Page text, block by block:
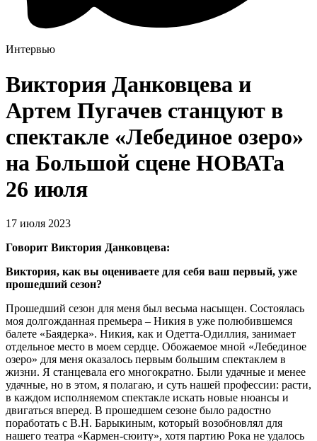
Интервью
Виктория Данковцева и
Артем Пугачев станцуют в
спектакле «Лебединое озеро»
на Большой сцене НОВАТа
26 июля
17 июля 2023
Говорит Виктория Данковцева:
Виктория, как вы оцениваете для себя ваш первый, уже
прошедший сезон?
Прошедший сезон для меня был весьма насыщен. Состоялась
моя долгожданная премьера – Никия в уже полюбившемся
балете «Баядерка». Никия, как и Одетта-Одиллия, занимает
отдельное место в моем сердце. Обожаемое мной «Лебединое
озеро» для меня оказалось первым большим спектаклем в
жизни. Я станцевала его многократно. Были удачные и менее
удачные, но в этом, я полагаю, и суть нашей профессии: расти,
в каждом исполняемом спектакле искать новые нюансы и
двигаться вперед. В прошедшем сезоне было радостно
поработать с В.Н. Барыкиным, который возобновлял для
нашего театра «Кармен-сюиту», хотя партию Рока не удалось